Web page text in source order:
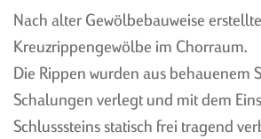
HISTORIE
PRESSE-ECHO
Nach alter Gewölbebauweise
Kreuzrippengewölbe im Chorraum.
Die Rippen wurden aus behauenem
Schalungen verlegt und mit dem
Schlusssteins statisch frei tragend